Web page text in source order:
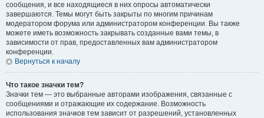
сообщения, и все находящиеся в них опросы автоматически
завершаются. Темы могут быть закрыты по многим причинам
модератором форума или администратором конференции. Вы также
можете иметь возможность закрывать созданные вами темы, в
зависимости от прав, предоставленных вам администратором
конференции.
Вернуться к началу
Что такое значки тем?
Значки тем — это выбранные авторами изображения, связанные с
сообщениями и отражающие их содержание. Возможность
использования значков тем зависит от разрешений, установленных